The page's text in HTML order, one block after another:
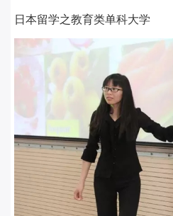
日本留学之教育类单科大学